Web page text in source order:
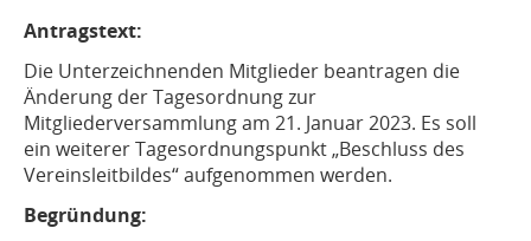
Antragstext:
Die Unterzeichnenden Mitglieder beantragen die
Änderung der Tagesordnung zur
Mitgliederversammlung am 21. Januar 2023. Es soll
ein weiterer Tagesordnungspunkt „Beschluss des
Vereinsleitbildes“ aufgenommen werden.
Begründung: